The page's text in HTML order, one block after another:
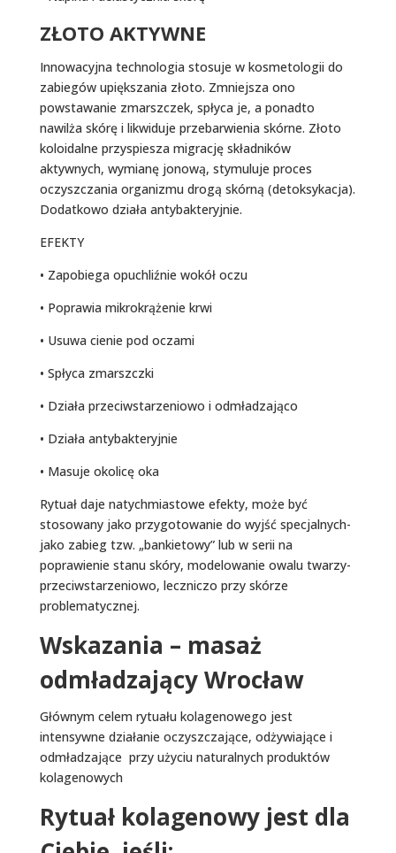
ZŁOTO AKTYWNE
Innowacyjna technologia stosuje w kosmetologii do
zabiegów upiększania złoto. Zmniejsza ono
powstawanie zmarszczek, spłyca je, a ponadto
nawilża skórę i likwiduje przebarwienia skórne. Złoto
koloidalne przyspiesza migrację składników
aktywnych, wymianę jonową, stymuluje proces
oczyszczania organizmu drogą skórną (detoksykacja).
Dodatkowo działa antybakteryjnie.
EFEKTY
• Zapobiega opuchliźnie wokół oczu
• Poprawia mikrokrążenie krwi
• Usuwa cienie pod oczami
• Spłyca zmarszczki
• Działa przeciwstarzeniowo i odmładzająco
• Działa antybakteryjnie
• Masuje okolicę oka
Rytuał daje natychmiastowe efekty, może być
stosowany jako przygotowanie do wyjść specjalnych-
jako zabieg tzw. „bankietowy” lub w serii na
poprawienie stanu skóry, modelowanie owalu twarzy-
przeciwstarzeniowo, leczniczo przy skórze
problematycznej.
Wskazania – masaż
odmładzający Wrocław
Głównym celem rytuału kolagenowego jest
intensywne działanie oczyszczające, odżywiające i
odmładzające przy użyciu naturalnych produktów
kolagenowych
Rytuał kolagenowy jest dla